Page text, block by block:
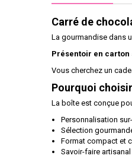
Carré de
La gourmandise dans
Présentoir en
Vous cherchez un
Pourquoi
La boîte est conçue
Personnalisation
Sélection
Format compact et
Savoir-faire